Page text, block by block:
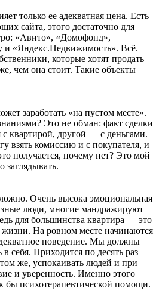
только ее адекватная цена. Есть
сайта, этого достаточно для
«Авито», «Домофонд»,
«Яндекс.Недвижимость». Всё.
которые хотят продать
чем она стоит. Такие объекты
заработать «на пустом месте».
Это не обман: факт сделки
с квартирой, другой — с деньгами.
взять комиссию и с покупателя, и
получается, почему нет? Это мой
заглядывать.
Очень высока эмоциональная
люди, многие мандражируют
для большинства квартира — это
жизни. На ровном месте начинаются
поведение. Мы должны
в себя. Приходится по десять раз
же, успокаивать людей и при
и уверенность. Именно этого
бы психотерапевтической помощи.